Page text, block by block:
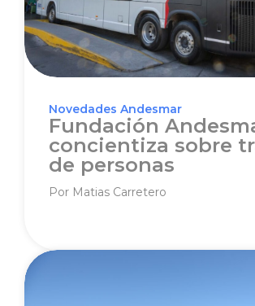
Novedades Andesmar
Fundación
concientiza sobre
de personas
Por Matias Carretero